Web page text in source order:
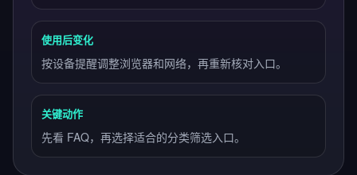
使用后变化
按设备提醒调整浏览器和网络，再重新核对入口。
关键动作
先看 FAQ，再选择适合的分类筛选入口。